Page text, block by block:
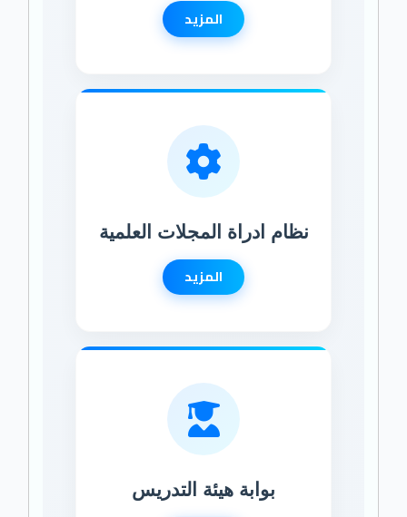
المزيد
نظام ادراة المجلات العلمية
المزيد
بوابة هيئة التدريس